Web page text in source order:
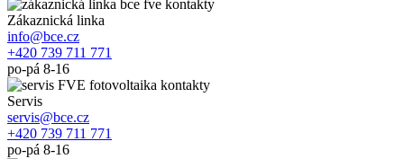
Zákaznická linka
info@bce.cz
+420 739 711 771
po-pá 8-16
Servis
servis@bce.cz
+420 739 711 771
po-pá 8-16